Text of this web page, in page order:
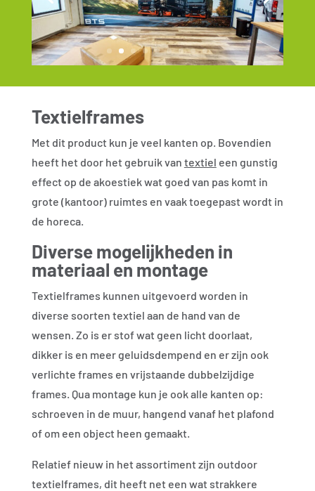
Textielframes
Met dit product kun je veel kanten op. Bovendien
heeft het door het gebruik van textiel een gunstig
effect op de akoestiek wat goed van pas komt in
grote (kantoor) ruimtes en vaak toegepast wordt in
de horeca.
Diverse mogelijkheden in
materiaal en montage
Textielframes kunnen uitgevoerd worden in
diverse soorten textiel aan de hand van de
wensen. Zo is er stof wat geen licht doorlaat,
dikker is en meer geluidsdempend en er zijn ook
verlichte frames en vrijstaande dubbelzijdige
frames. Qua montage kun je ook alle kanten op:
schroeven in de muur, hangend vanaf het plafond
of om een object heen gemaakt.
Relatief nieuw in het assortiment zijn outdoor
textielframes, dit heeft net een wat strakkere